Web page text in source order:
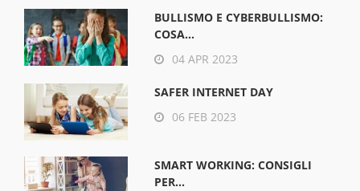
BULLISMO E CYBERBULLISMO:
COSA...
04 APR 2023
SAFER INTERNET DAY
06 FEB 2023
SMART WORKING: CONSIGLI
PER...